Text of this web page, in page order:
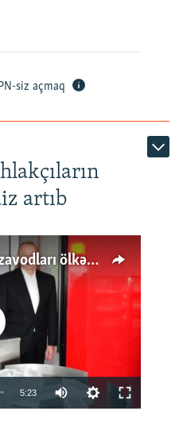
siz açmaq
artıb
Ard-arda açılan dərman zavodları ölkənin tələbatını ödəyirmi?
available
5:23